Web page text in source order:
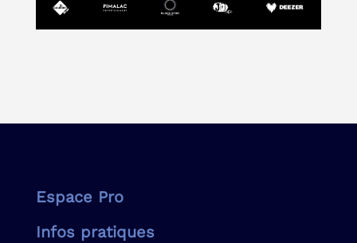
Espace Pro
Infos pratiques